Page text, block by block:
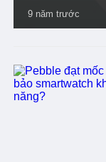
9 năm trước